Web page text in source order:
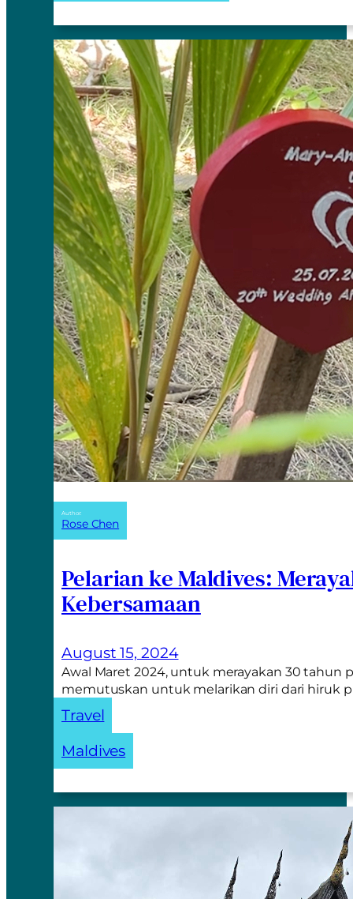
Author:
Rose Chen
Pelarian ke Maldives:
Kebersamaan
August 15, 2024
Awal Maret 2024, untuk merayakan 30 tahun
memutuskan untuk melarikan diri dari hiruk
Travel
Maldives